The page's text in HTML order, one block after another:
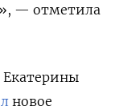
— отметила
новое